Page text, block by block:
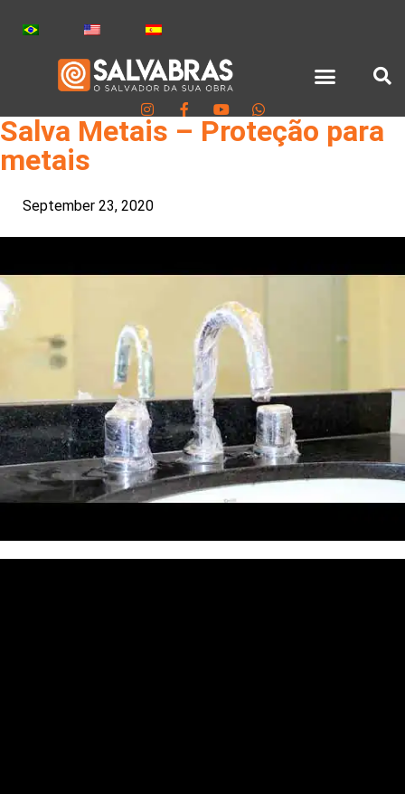
Salva Metais – Proteção para
metais
September 23, 2020